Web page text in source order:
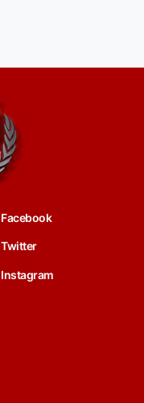
Facebook
Twitter
Instagram